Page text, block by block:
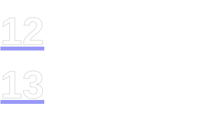
12
13